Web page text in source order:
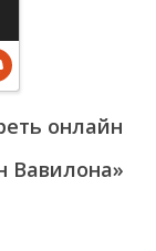
онлайн
Вавилона»